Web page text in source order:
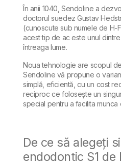
În anii 1040, Sendoline a
doctorul suedez Gustav
(cunoscute sub numele de H-
acest tip de ac este unul
întreaga lume.
Noua tehnologie are scopul
Sendoline vă propune o
simplă, eficientă, cu un cost
reciproc ce folosește un
special pentru a facilita munca
De ce să alegeți
endodontic S1 de